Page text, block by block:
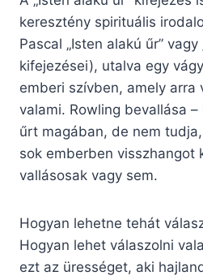
keresztény spirituális
Pascal „Isten alakú űr”
kifejezései), utalva egy
emberi szívben, amely arra
valami. Rowling bevallása
űrt magában, de nem
sok emberben visszhangot
vallásosak vagy sem.
Hogyan lehetne tehát
Hogyan lehet válaszolni
ezt az ürességet, aki